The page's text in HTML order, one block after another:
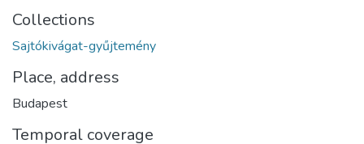
Collections
Sajtókivágat-gyűjtemény
Place, address
Budapest
Temporal coverage